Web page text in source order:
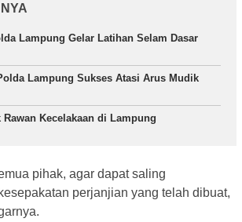
Lampung Gelar Latihan Selam Dasar
Lampung Sukses Atasi Arus Mudik
Kecelakaan di Lampung
pihak, agar dapat saling
perjanjian yang telah dibuat,